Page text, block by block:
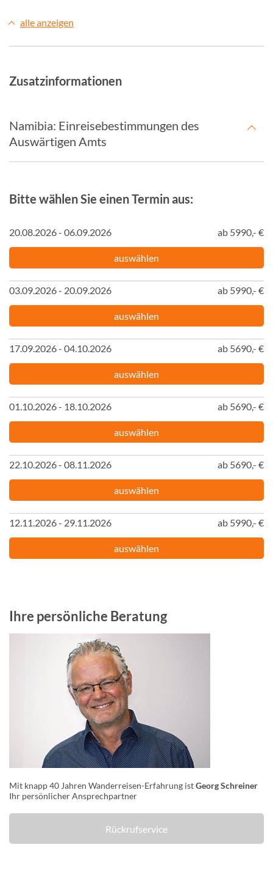
alle anzeigen
Zusatzinformationen
Namibia: Einreisebestimmungen des
Auswärtigen Amts
Bitte wählen Sie einen Termin aus:
20.08.2026 - 06.09.2026 ab 5990,- €
auswählen
03.09.2026 - 20.09.2026 ab 5990,- €
auswählen
17.09.2026 - 04.10.2026 ab 5690,- €
auswählen
01.10.2026 - 18.10.2026 ab 5690,- €
auswählen
22.10.2026 - 08.11.2026 ab 5690,- €
auswählen
12.11.2026 - 29.11.2026 ab 5990,- €
auswählen
Ihre persönliche Beratung
Mit knapp 40 Jahren Wanderreisen-Erfahrung istGeorg Schreiner
Ihr persönlicher Ansprechpartner
Rückrufservice